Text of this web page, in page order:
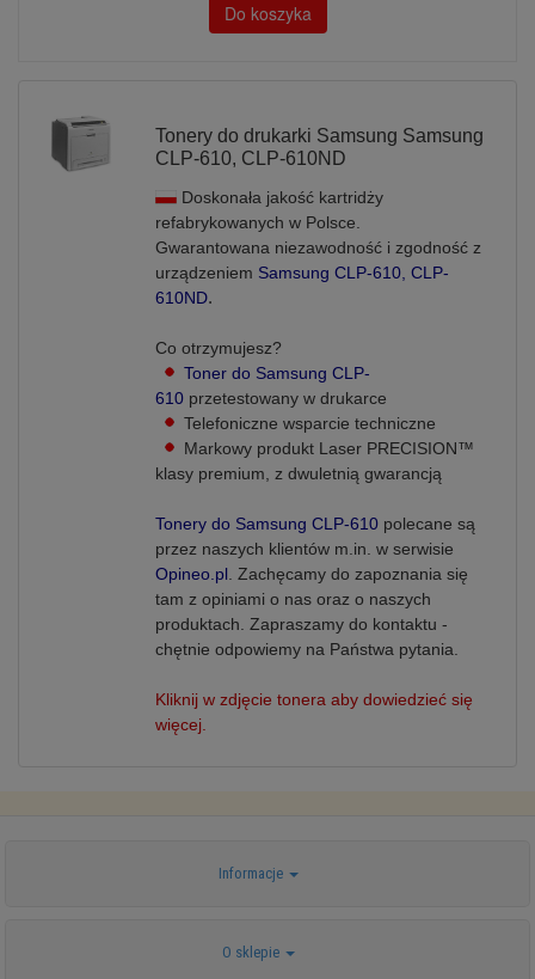
Do koszyka
Tonery do drukarki Samsung Samsung
CLP-610, CLP-610ND
Doskonała jakość kartridży
refabrykowanych w Polsce.
Gwarantowana niezawodność i zgodność z
urządzeniem Samsung CLP-610, CLP-
610ND.
Co otrzymujesz?
Toner do Samsung CLP-
610 przetestowany w drukarce
Telefoniczne wsparcie techniczne
Markowy produkt Laser PRECISION™
klasy premium, z dwuletnią gwarancją
Tonery do Samsung CLP-610 polecane są
przez naszych klientów m.in. w serwisie
Opineo.pl . Zachęcamy do zapoznania się
tam z opiniami o nas oraz o naszych
produktach. Zapraszamy do kontaktu -
chętnie odpowiemy na Państwa pytania.
Kliknij w zdjęcie tonera aby dowiedzieć się
więcej.
Informacje
O sklepie